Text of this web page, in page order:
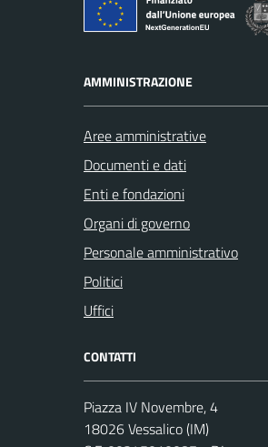
AMMINISTRAZIONE
Aree amministrative
Documenti e dati
Enti e fondazioni
Organi di governo
Personale amministrativo
Politici
Uffici
CONTATTI
Piazza IV Novembre, 4
18026 Vessalico (IM)